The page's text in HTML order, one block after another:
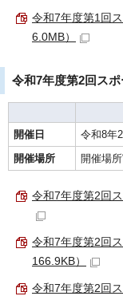
令和7年度第1回
6.0MB）
令和7年度第2回ス
開催日
令和8年
開催場所
開催場
令和7年度第2回
令和7年度第2回
166.9KB）
令和7年度第2回